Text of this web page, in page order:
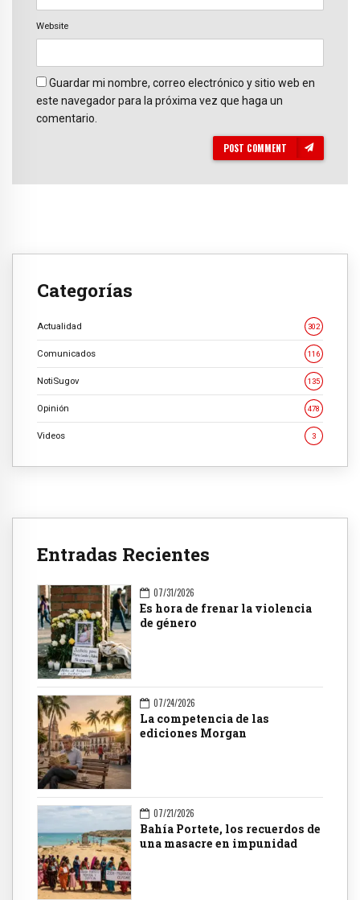
Website
Guardar mi nombre, correo electrónico y sitio web en
este navegador para la próxima vez que haga un
comentario.
POST COMMENT
Categorías
Actualidad 302
Comunicados 116
NotiSugov 135
Opinión 478
Videos 3
Entradas Recientes
07/31/2026
Es hora de frenar la violencia
de género
07/24/2026
La competencia de las
ediciones Morgan
07/21/2026
Bahía Portete, los recuerdos de
una masacre en impunidad